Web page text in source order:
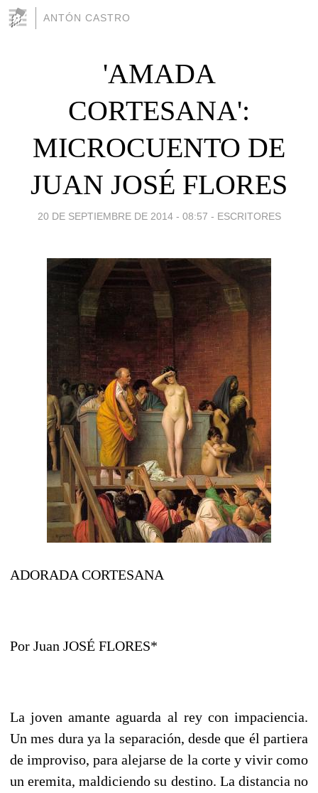
ANTÓN CASTRO
'AMADA
CORTESANA':
MICROCUENTO DE
JUAN JOSÉ FLORES
20 DE SEPTIEMBRE DE 2014 - 08:57 - ESCRITORES
ADORADA CORTESANA
Por Juan JOSÉ FLORES*
La joven amante aguarda al rey con impaciencia.
Un mes dura ya la separación, desde que él partiera
de improviso, para alejarse de la corte y vivir como
un eremita, maldiciendo su destino. La distancia no